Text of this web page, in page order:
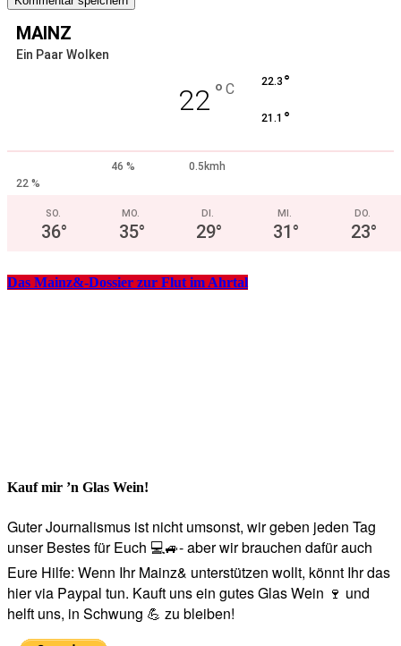
MAINZ
Ein Paar Wolken
22 ° C 22.3 °
21.1 °
46 %
0.5kmh
22 %
SO.
36°
MO.
35°
DI.
29°
MI.
31°
DO.
23°
Das Mainz&-Dossier zur Flut im Ahrtal
Kauf mir ’n Glas Wein!
Guter Journalismus ist nicht umsonst, wir geben jeden Tag
unser Bestes für Euch 💻🚙- aber wir brauchen dafür auch
Eure Hilfe: Wenn Ihr Mainz& unterstützen wollt, könnt Ihr das
hier via Paypal tun. Kauft uns ein gutes Glas Wein 🍷 und
helft uns, in Schwung 💪 zu bleiben!